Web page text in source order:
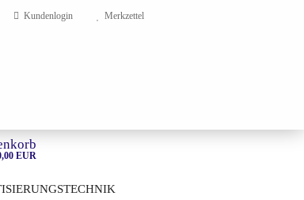
Kundenlogin Merkzettel
EUR